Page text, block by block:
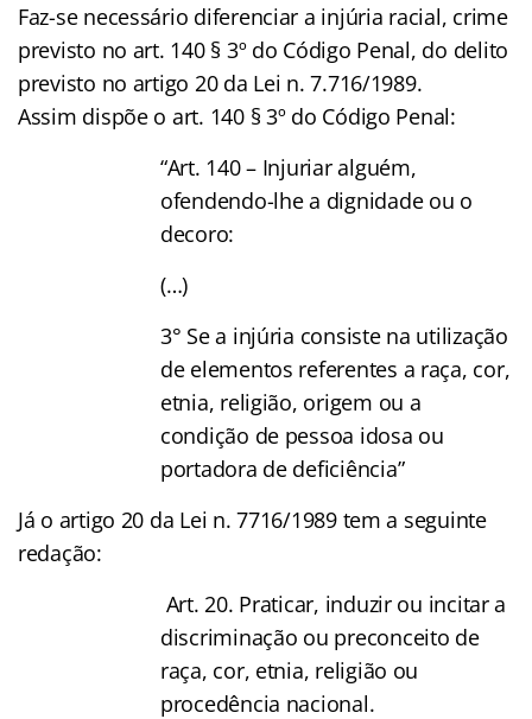
Faz-se necessário diferenciar a injúria racial, crime
previsto no art. 140 § 3º do Código Penal, do delito
previsto no artigo 20 da Lei n. 7.716/1989.
Assim dispõe o art. 140 § 3º do Código Penal:
“Art. 140 – Injuriar alguém,
ofendendo-lhe a dignidade ou o
decoro:
(…)
3° Se a injúria consiste na utilização
de elementos referentes a raça, cor,
etnia, religião, origem ou a
condição de pessoa idosa ou
portadora de deficiência”
Já o artigo 20 da Lei n. 7716/1989 tem a seguinte
redação:
Art. 20. Praticar, induzir ou incitar a
discriminação ou preconceito de
raça, cor, etnia, religião ou
procedência nacional.